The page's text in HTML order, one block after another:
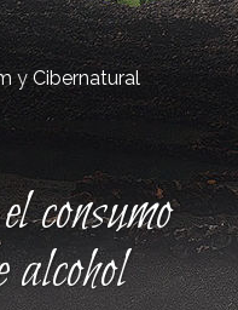
yCibernatural
consumo
alcohol